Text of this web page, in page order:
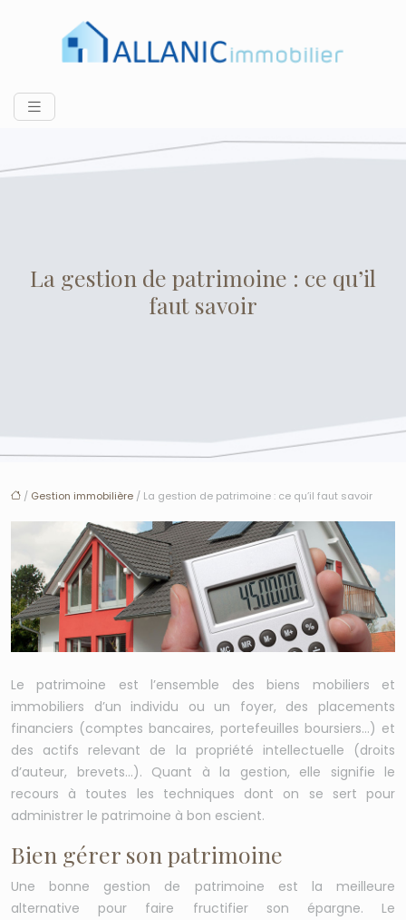
La gestion de patrimoine : ce qu’il
faut savoir
/ Gestion immobilière / La gestion de patrimoine : ce qu’il faut savoir
Le patrimoine est l’ensemble des biens mobiliers et
immobiliers d’un individu ou un foyer, des placements
financiers (comptes bancaires, portefeuilles boursiers…) et
des actifs relevant de la propriété intellectuelle (droits
d’auteur, brevets…). Quant à la gestion, elle signifie le
recours à toutes les techniques dont on se sert pour
administrer le patrimoine à bon escient.
Bien gérer son patrimoine
Une bonne gestion de patrimoine est la meilleure
alternative pour faire fructifier son épargne. Le